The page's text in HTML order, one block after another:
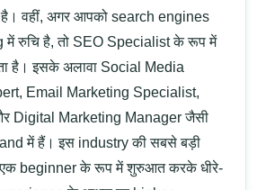
है। वहीं, अगर आपको search engines
रुचि है, तो SEO Specialist के रूप में
है। इसके अलावा Social Media
Email Marketing Specialist,
Digital Marketing Manager जैसी
में हैं। इस industry की सबसे बड़ी
beginner के रूप में शुरुआत करके धीरे-